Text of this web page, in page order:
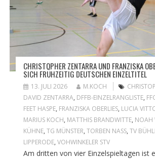
CHRISTOPHER ZENTARRA UND FRANZISKA
SICH FRÜHZEITIG DEUTSCHEN EINZELTITEL
13. JULI 2026 M.KOCH
DAVID ZENTARRA, DFFB-EINZELRANGLISTE,
FEET HASPE, FRANZISKA OBERLIES, LUCIA
MARIUS KOCH, MATTHIS BRANDWITTE, NOAH
KÜHNE, TG MÜNSTER, TORBEN NASS, TV
LIPPERODE, VOHWINKELER STV
Am dritten von vier Einzelspieltagen ist